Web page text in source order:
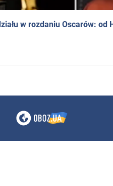
w rozdaniu Oscarów: od